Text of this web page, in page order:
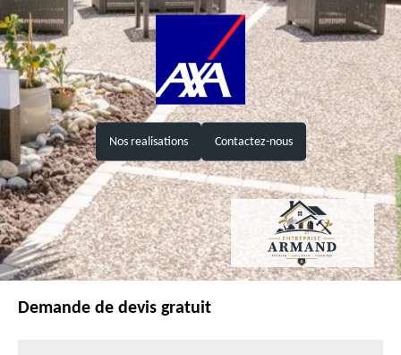
Nos realisations Contactez-nous
Demande de devis gratuit